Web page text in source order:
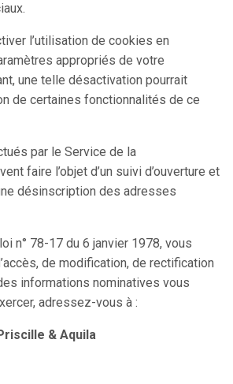
l’utilisation de cookies en
appropriés de votre
une telle désactivation pourrait
de certaines fonctionnalités de ce
par le Service de la
faire l’objet d’un suivi d’ouverture et
désinscription des adresses
n° 78-17 du 6 janvier 1978, vous
de modification, de rectification
informations nominatives vous
adressez-vous à :
& Aquila